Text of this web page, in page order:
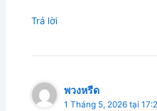
Trả lời
พวงหรีด
1 Tháng 5, 2026 tại